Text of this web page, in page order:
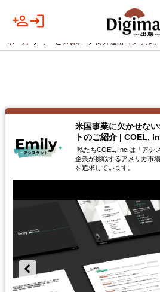
ホーム サービス資料 海外進出コンサル
米国事業に欠かせな
トのご紹介 | COEL,
私たちCOEL, Inc.は「アシ
企業が挑戦するアメリカ市
を追求しています。